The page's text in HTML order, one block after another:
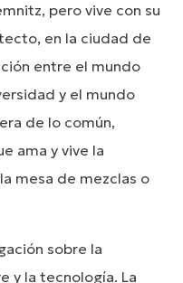
pero vive con su
en la ciudad de
entre el mundo
y el mundo
de lo común,
ama y vive la
mesa de mezclas o
sobre la
y la tecnología. La